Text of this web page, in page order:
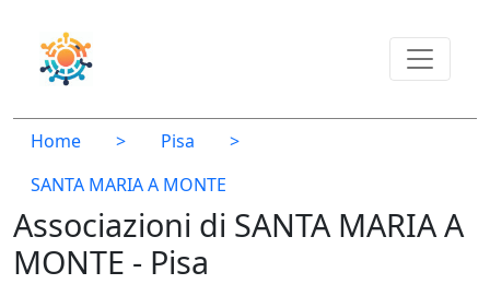
Home > Pisa
>
SANTA MARIA A MONTE
Associazioni di SANTA MARIA A
MONTE - Pisa